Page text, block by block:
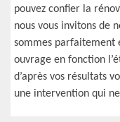
pouvez confier la
nous vous invitons de
sommes parfaitement
ouvrage en fonction
d’après vos résultats
une intervention qui